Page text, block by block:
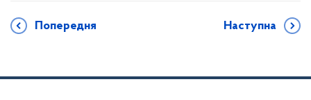
Попередня Наступна